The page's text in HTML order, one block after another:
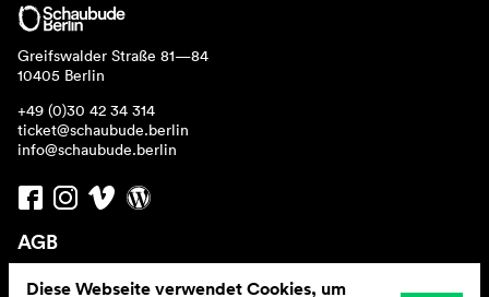
Diese Webseite verwendet Cookies, um
Greifswalder Straße 81—84
10405 Berlin
+49 (0)30 42 34 314
ticket@schaubude.berlin
info@schaubude.berlin
AGB
Impressum